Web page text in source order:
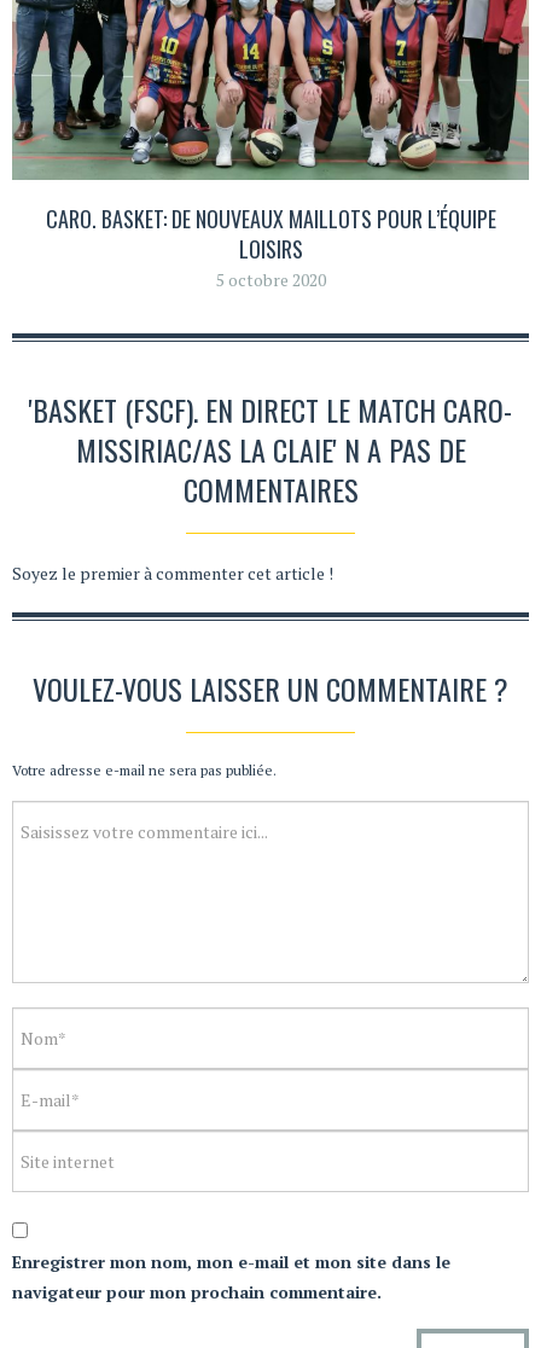
CARO. BASKET: DE NOUVEAUX MAILLOTS POUR L’ÉQUIPE
LOISIRS
5 octobre 2020
'BASKET (FSCF). EN DIRECT LE MATCH CARO-
MISSIRIAC/AS LA CLAIE' N A PAS DE
COMMENTAIRES
Soyez le premier à commenter cet article !
VOULEZ-VOUS LAISSER UN COMMENTAIRE ?
Votre adresse e-mail ne sera pas publiée.
Enregistrer mon nom, mon e-mail et mon site dans le
navigateur pour mon prochain commentaire.